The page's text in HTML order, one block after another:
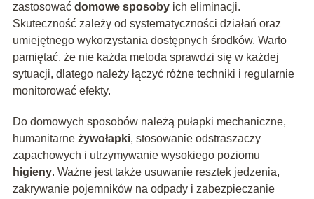
zastosować domowe sposobyich eliminacji.
Skuteczność zależy od systematyczności działań oraz
umiejętnego wykorzystania dostępnych środków. Warto
pamiętać, że nie każda metoda sprawdzi się w każdej
sytuacji, dlatego należy łączyć różne techniki i regularnie
monitorować efekty.
Do domowych sposobów należą pułapki mechaniczne,
humanitarne żywołapki, stosowanie odstraszaczy
zapachowych i utrzymywanie wysokiego poziomu
higieny. Ważne jest także usuwanie resztek jedzenia,
zakrywanie pojemników na odpady i zabezpieczanie